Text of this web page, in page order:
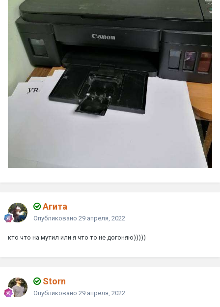
Агита
Опубликовано 29 апреля, 2022
кто что на мутил или я что то не догоняю)))))
Storn
Опубликовано 29 апреля, 2022